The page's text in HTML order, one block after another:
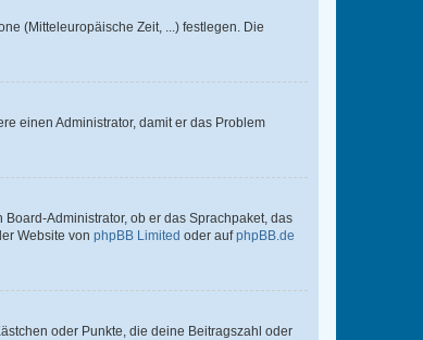
(Mitteleuropäische Zeit, ...) festlegen. Die
einen Administrator, damit er das Problem
Administrator, ob er das Sprachpaket, das
Website von phpBB Limited oder aufphpBB.de
oder Punkte, die deine Beitragszahl oder